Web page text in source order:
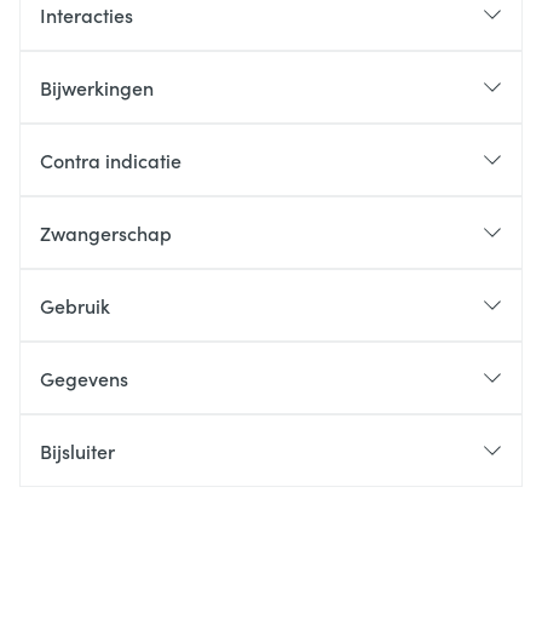
Interacties
Bijwerkingen
Contra indicatie
Zwangerschap
Gebruik
Gegevens
Bijsluiter